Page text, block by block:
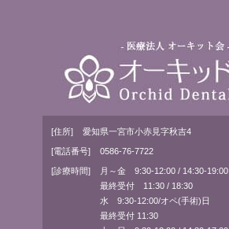
[住所] 愛知県一宮市小赤見字秋吉4
[電話番号] 0586-76-7722
[診療時間]
月～金 9:30-12:00 / 14:30-19:00
最終受付 11:30 / 18:30
水 9:30-12:00/オペ(手術)日
最終受付 11:30